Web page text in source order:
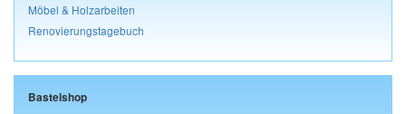
Möbel & Holzarbeiten
Renovierungstagebuch
Bastelshop